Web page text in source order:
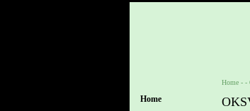
Home
Home- -